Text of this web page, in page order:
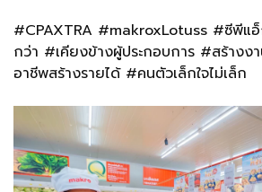
#CPAXTRA #makroxLotuss #ซีพีแ
กว่า #เคียงข้างผู้ประกอบการ #สร้างง
อาชีพสร้างรายได้ #คนตัวเล็กใจไม่เล็ก